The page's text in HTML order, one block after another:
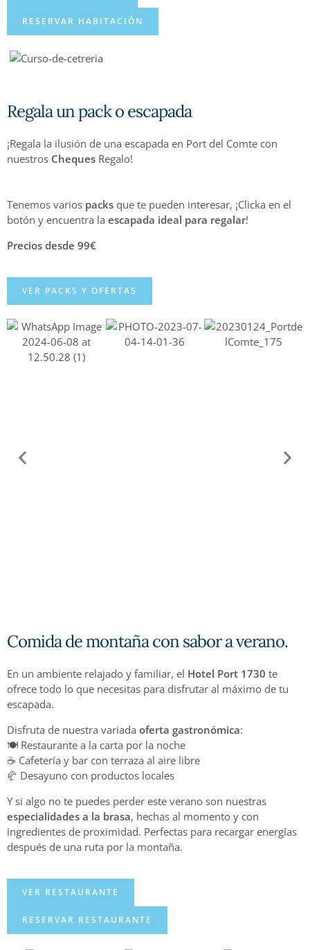
RESERVAR HABITACIÓN
Regala un pack o escapada
¡Regala la ilusión de una escapada en Port del Comte con
nuestros Cheques Regalo!
Tenemos varios packs que te pueden interesar, ¡Clicka en el
botón y encuentra la escapada ideal para regalar!
Precios desde 99€
VER PACKS Y OFERTAS
Comida de montaña con sabor a verano.
En un ambiente relajado y familiar, el Hotel Port 1730 te
ofrece todo lo que necesitas para disfrutar al máximo de tu
escapada.
Disfruta de nuestra variada oferta gastronómica:
🍽️ Restaurante a la carta por la noche
☕ Cafetería y bar con terraza al aire libre
🥐 Desayuno con productos locales
Y si algo no te puedes perder este verano son nuestras
especialidades a la brasa, hechas al momento y con
ingredientes de proximidad. Perfectas para recargar energías
después de una ruta por la montaña.
VER RESTAURANTE
RESERVAR RESTAURANTE